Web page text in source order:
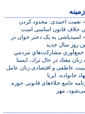
نعمت احمدی: محدود کردن
خلاف قانون اساسی است
اسیدپاشی به یک دختر جوان در
روز سال جدید
جمع‌آوري مشاركت‌هاي مردمي
معتاد در حال ترك، ایسنا
عاطفی و اقتصادی زنان عامل
خانواده، ایرنا
جامع خلاءهای قانونی حوزه
مهر